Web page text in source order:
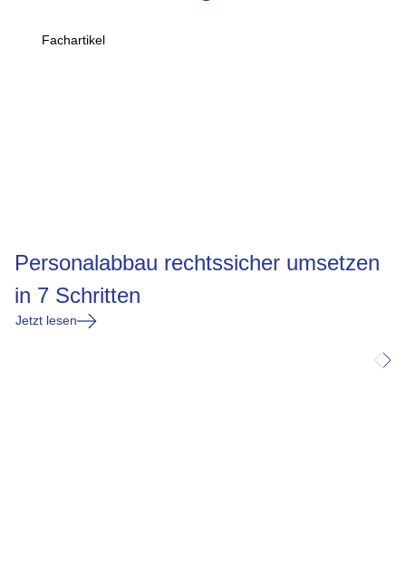
Fachartikel
Personalabbau rechtssicher umsetzen
in 7 Schritten
Jetzt lesen